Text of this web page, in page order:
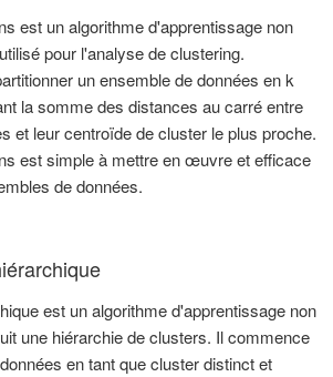
est un algorithme d'apprentissage non
pour l'analyse de clustering.
un ensemble de données en k
la somme des distances au carré entre
et leur centroïde de cluster le plus proche.
est simple à mettre en œuvre et efficace
de données.
est un algorithme d'apprentissage non
une hiérarchie de clusters. Il commence
en tant que cluster distinct et